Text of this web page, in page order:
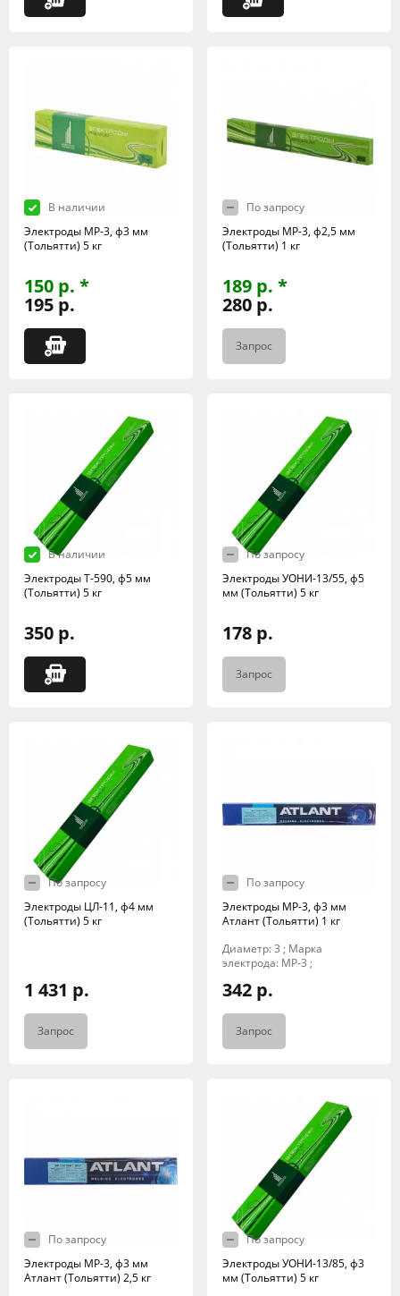
В наличии
Электроды МР-3, ф3 мм
(Тольятти) 5 кг
150 р. *
195 р.
По запросу
Электроды МР-3, ф2,5 мм
(Тольятти) 1 кг
189 р. *
280 р.
Запрос
В наличии
Электроды Т-590, ф5 мм
(Тольятти) 5 кг
350 р.
По запросу
Электроды УОНИ-13/55, ф5
мм (Тольятти) 5 кг
178 р.
Запрос
По запросу
Электроды ЦЛ-11, ф4 мм
(Тольятти) 5 кг
1 431 р.
Запрос
По запросу
Электроды МР-3, ф3 мм
Атлант (Тольятти) 1 кг
Диаметр: 3 ; Марка
электрода: МР-3 ;
342 р.
Запрос
По запросу
Электроды МР-3, ф3 мм
Атлант (Тольятти) 2,5 кг
По запросу
Электроды УОНИ-13/85, ф3
мм (Тольятти) 5 кг